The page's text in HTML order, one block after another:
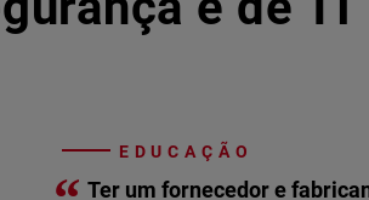
EDUCAÇÃO
Ter um fornecedor e